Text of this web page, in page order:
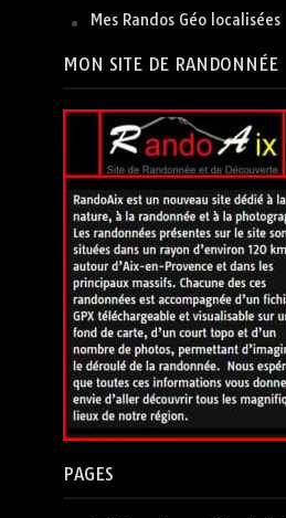
Mes Randos Géo localisées
MON SITE DE RANDONNÉE
PAGES